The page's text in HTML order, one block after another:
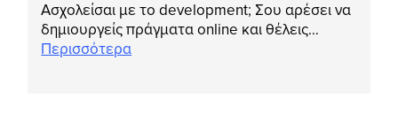
Ασχολείσαι με το development; Σου αρέσει να
δημιουργείς πράγματα online και θέλεις…
Περισσότερα